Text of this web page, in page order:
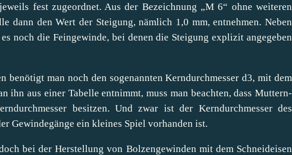
fest zugeordnet. Aus der Bezeichnung „M 6“ ohne weiteren
dann den Wert der Steigung, nämlich 1,0 mm, entnehmen. Neben
noch die Feingewinde, bei denen die Steigung explizit angegeben
man noch den sogenannten Kerndurchmesser d3, mit dem
ihn aus einer Tabelle entnimmt, muss man beachten, dass Muttern-
besitzen. Und zwar ist der Kerndurchmesser des
Gewindegänge ein kleines Spiel vorhanden ist.
bei der Herstellung von Bolzengewinden mit dem Schneideisen